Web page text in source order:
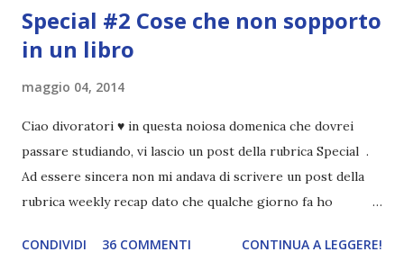
Special #2 Cose che non sopporto
in un libro
maggio 04, 2014
Ciao divoratori ♥ in questa noiosa domenica che dovrei
passare studiando, vi lascio un post della rubrica Special .
Ad essere sincera non mi andava di scrivere un post della
rubrica weekly recap dato che qualche giorno fa ho
troppo creare un nuovo banner xD Nella puntata di oggi vi
CONDIVIDI 36 COMMENTI CONTINUA A LEGGERE!